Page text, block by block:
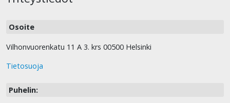
Osoite
Vilhonvuorenkatu 11 A 3. krs 00500 Helsinki
Tietosuoja
Puhelin: